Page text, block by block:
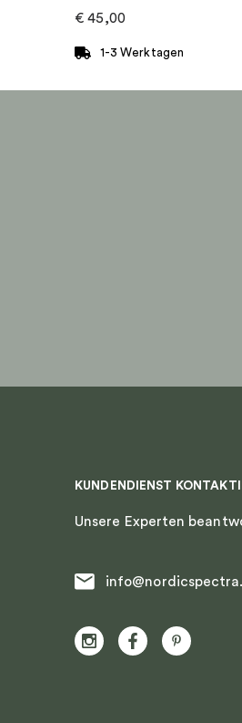
€ 45,00
1-3 Werktagen
KUNDENDIENST
Unsere Experten